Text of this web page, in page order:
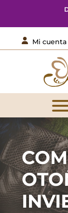
 Mi cuenta